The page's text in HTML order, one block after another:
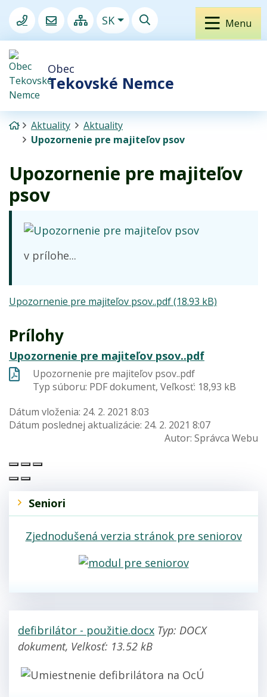
Rovno na obsah
045/6892 522
podatelna@tekovske-nemce.sk
Mapa webu
SKSlovensky
Hľadať
Obec
Tekovské Nemce
Menu
Úvodná stránka
Aktuality
Aktuality
Upozornenie pre majiteľov psov
Upozornenie pre majiteľov
psov
v prílohe...
Upozornenie pre majiteľov psov..pdf (18.93 kB)
Prílohy
Upozornenie pre majiteľov psov..pdf
Upozornenie pre majiteľov psov..pdf
Typ súboru: PDF dokument, Veľkosť: 18,93 kB
Dátum vloženia: 24. 2. 2021 8:03
Dátum poslednej aktualizácie: 24. 2. 2021 8:07
Autor: Správca Webu
Seniori
Zjednodušená verzia stránok pre seniorov
defibrilátor - použitie.docx Typ: DOCX
dokument, Velkosť: 13.52 kB